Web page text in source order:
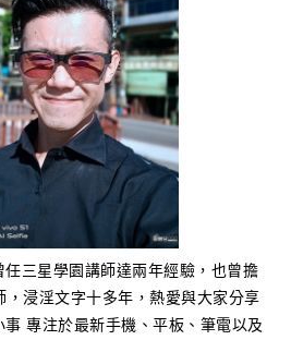
三星學園講師達兩年經驗，也曾擔
浸淫文字十多年，熱愛與大家分享
專注於最新手機、平板、筆電以及